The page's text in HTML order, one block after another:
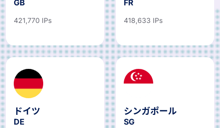
GB
421,770 IPs
FR
418,633 IPs
ドイツ
DE
シンガポール
SG